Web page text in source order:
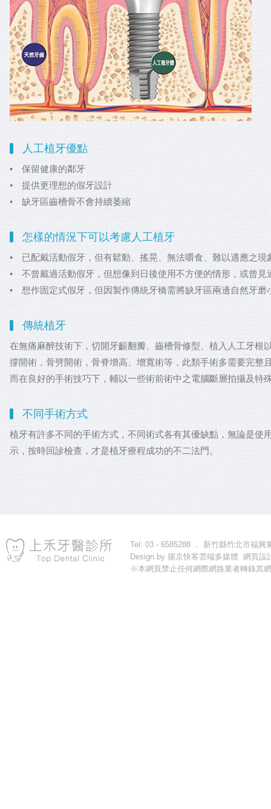
人工植牙優點
• 保留健康的鄰牙
• 提供更理想的假牙設計
• 缺牙區齒槽骨不會持續萎縮
怎樣的情況下可以考慮人工植牙
• 已配戴活動假牙，但有鬆動、搖晃、無法嚼食、難以適應之現
• 不曾戴過活動假牙，但想像到日後使用不方便的情形，或曾見
• 想作固定式假牙，但因製作傳統牙橋需將缺牙區兩邊自然牙磨
傳統植牙
在無痛麻醉技術下，切開牙齦翻瓣、齒槽骨修型、植入人工牙
撐開術，骨劈開術，骨脊增高、增寬術等，此類手術多需要完整
而在良好的手術技巧下，輔以一些術前術中之電腦斷層拍攝及
不同手術方式
植牙有許多不同的手術方式，不同術式各有其優缺點，無論是
示，按時回診檢查，才是植牙療程成功的不二法門。
Tel: 03 - 6585288 ． 新竹縣竹北市福興
Design by 揚京快客雲端多媒體 網頁設
※本網頁禁止任何網際網路業者轉錄其